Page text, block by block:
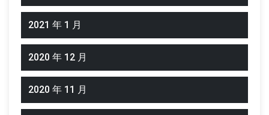
2021 年 1 月
2020 年 12 月
2020 年 11 月